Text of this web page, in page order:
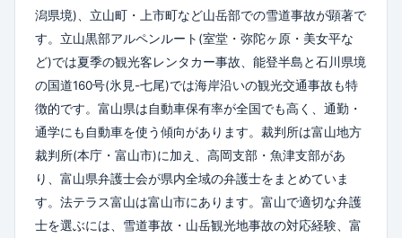
潟県境)、立山町・上市町など山岳部での雪道事故が顕著で
す。立山黒部アルペンルート(室堂・弥陀ヶ原・美女平な
ど)では夏季の観光客レンタカー事故、能登半島と石川県境
の国道160号(氷見-七尾)では海岸沿いの観光交通事故も特
徴的です。富山県は自動車保有率が全国でも高く、通勤・
通学にも自動車を使う傾向があります。裁判所は富山地方
裁判所(本庁・富山市)に加え、高岡支部・魚津支部があ
り、富山県弁護士会が県内全域の弁護士をまとめていま
す。法テラス富山は富山市にあります。富山で適切な弁護
士を選ぶには、雪道事故・山岳観光地事故の対応経験、富